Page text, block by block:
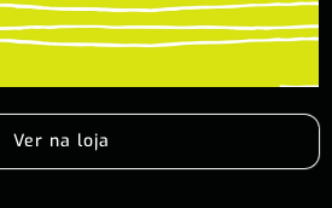
Ver na loja